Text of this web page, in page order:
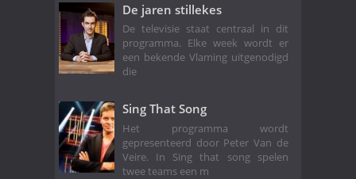
De jaren stillekes
De televisie staat centraal in dit
programma. Elke week wordt er
een bekende Vlaming uitgenodigd
die
Sing That Song
Het programma wordt
gepresenteerd door Peter Van de
Veire. In Sing that song spelen
twee teams een m